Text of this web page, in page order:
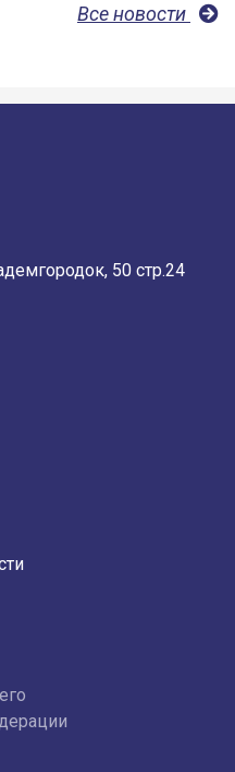
Все новости
50 стр.24